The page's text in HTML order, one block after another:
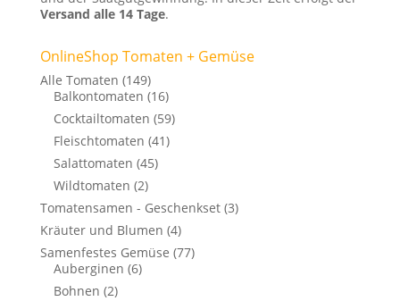
Versand alle 14 Tage.
OnlineShop Tomaten + Gemüse
Alle Tomaten (149)
Balkontomaten (16)
Cocktailtomaten (59)
Fleischtomaten (41)
Salattomaten (45)
Wildtomaten (2)
Tomatensamen - Geschenkset (3)
Kräuter und Blumen (4)
Samenfestes Gemüse (77)
Auberginen (6)
Bohnen (2)